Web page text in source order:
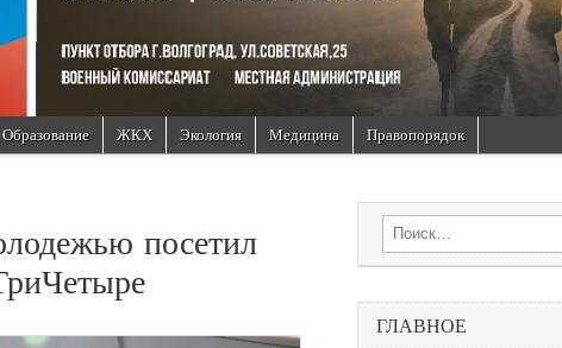
Образование ЖКХ Экология Медицина Правопорядок
посетил
Search for:
ГЛАВНОЕ